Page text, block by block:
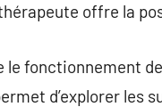
offre la
le fonctionnement
d’explorer les